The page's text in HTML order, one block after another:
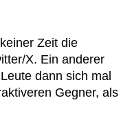
Zeit die
X. Ein anderer
dann sich mal
Gegner, als